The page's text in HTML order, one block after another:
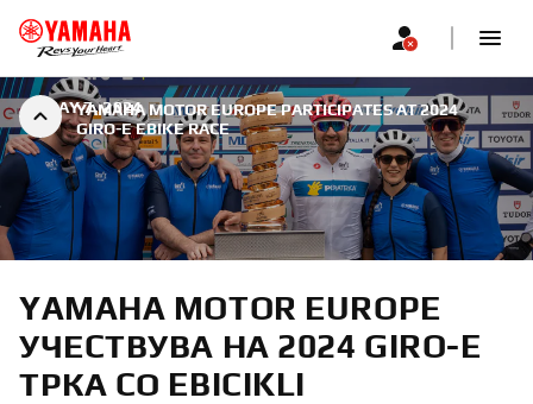
YAMAHA MOTOR EUROPE PARTICIPATES AT 2024
GIRO-E EBIKE RACE
MAY 7, 2024
YAMAHA MOTOR EUROPE
УЧЕСТВУВА НА 2024 GIRO-E
ТРКА СО EBICIKLI